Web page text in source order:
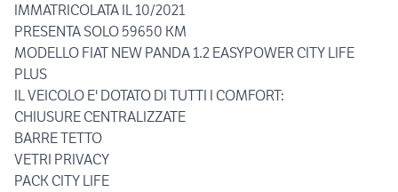
IMMATRICOLATA IL 10/2021
PRESENTA SOLO 59650 KM
MODELLO FIAT NEW PANDA 1.2 EASYPOWER CITY LIFE
PLUS
IL VEICOLO E' DOTATO DI TUTTI I COMFORT:
CHIUSURE CENTRALIZZATE
BARRE TETTO
VETRI PRIVACY
PACK CITY LIFE